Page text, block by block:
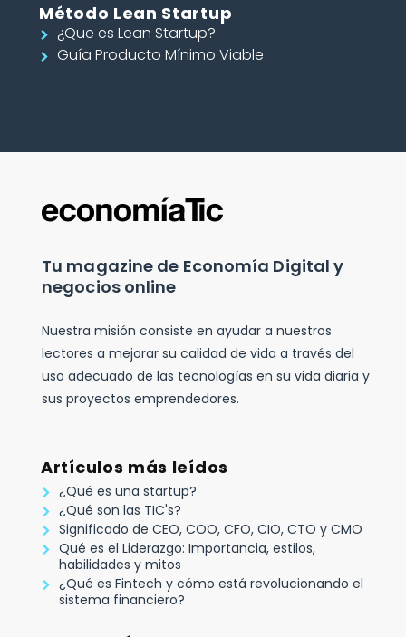
Método Lean Startup
¿Que es Lean Startup?
Guía Producto Mínimo Viable
Tu magazine de Economía Digital y
negocios online
Nuestra misión consiste en ayudar a nuestros
lectores a mejorar su calidad de vida a través del
uso adecuado de las tecnologías en su vida diaria y
sus proyectos emprendedores.
Artículos más leídos
¿Qué es una startup?
¿Qué son las TIC's?
Significado de CEO, COO, CFO, CIO, CTO y CMO
Qué es el Liderazgo: Importancia, estilos,
habilidades y mitos
¿Qué es Fintech y cómo está revolucionando el
sistema financiero?